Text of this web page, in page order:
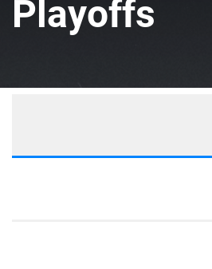
Playoffs